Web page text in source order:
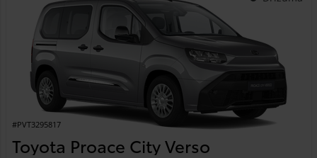
#PVT3295817
Toyota Proace City Verso